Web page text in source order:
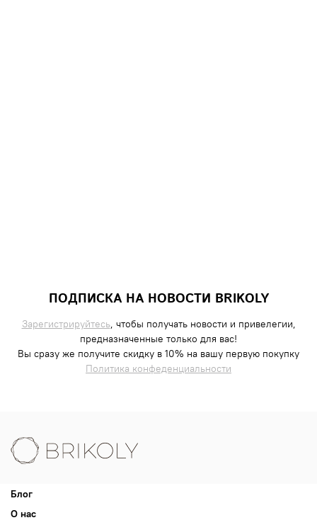
ПОДПИСКА НА НОВОСТИ BRIKOLY
Зарегистрируйтесь, чтобы получать новости и привелегии,
предназначенные только для вас!
Вы сразу же получите скидку в 10% на вашу первую покупку
Политика конфеденциальности
Блог
О нас